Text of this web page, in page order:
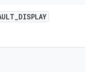
_DISPLAY